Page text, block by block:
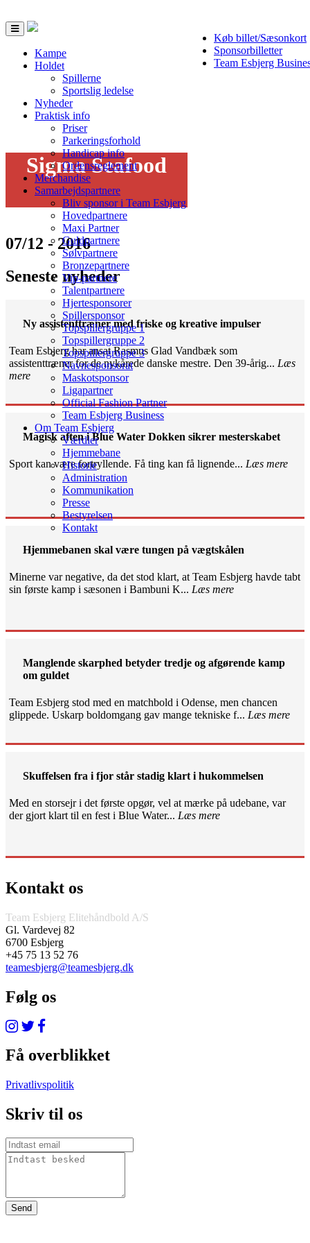
Køb billet/Sæsonkort
Sponsorbilletter
Team Esbjerg
Toggle
navigation
Kampe
Holdet
Spillerne
Sportslig ledelse
Nyheder
Praktisk info
Priser
Parkeringsforhold
Handicap info
Ordensreglement
Merchandise
Samarbejdspartnere
Bliv sponsor i Team Esbjerg
Hovedpartnere
Maxi Partner
Guldpartnere
Sølvpartnere
Bronzepartnere
Vip-partnere
Talentpartnere
Hjertesponsorer
Spillersponsor
Topspillergruppe 1
Topspillergruppe 2
Topspillergruppe 3
Navnesponsorat
Maskotsponsor
Ligapartner
Official Fashion Partner
Team Esbjerg Business
Om Team Esbjerg
Værdier
Hjemmebane
Historie
Administration
Kommunikation
Presse
Bestyrelsen
Kontakt
Sigma Seafood
07/12 - 2016
Seneste nyheder
Ny assistenttræner med friske og kreative impulser
Team Esbjerg har ansat Rasmus Glad Vandbæk som
assistenttræner for de nykårede danske mestre. Den 39-årig... Læs
mere
Magisk aften i Blue Water Dokken sikrer mesterskabet
Sport kan være fortryllende. Få ting kan få lignende... Læs mere
Hjemmebanen skal være tungen på vægtskålen
Minerne var negative, da det stod klart, at Team Esbjerg havde tabt
sin første kamp i sæsonen i Bambuni K... Læs mere
Manglende skarphed betyder tredje og afgørende kamp
om guldet
Team Esbjerg stod med en matchbold i Odense, men chancen
glippede. Uskarp boldomgang gav mange tekniske f... Læs mere
Skuffelsen fra i fjor står stadig klart i hukommelsen
Med en storsejr i det første opgør, vel at mærke på udebane, var
der gjort klart til en fest i Blue Water... Læs mere
Kontakt os
Team Esbjerg Elitehåndbold A/S
Gl. Vardevej 82
6700 Esbjerg
+45 75 13 52 76
teamesbjerg@teamesbjerg.dk
Følg os
Få overblikket
Privatlivspolitik
Skriv til os